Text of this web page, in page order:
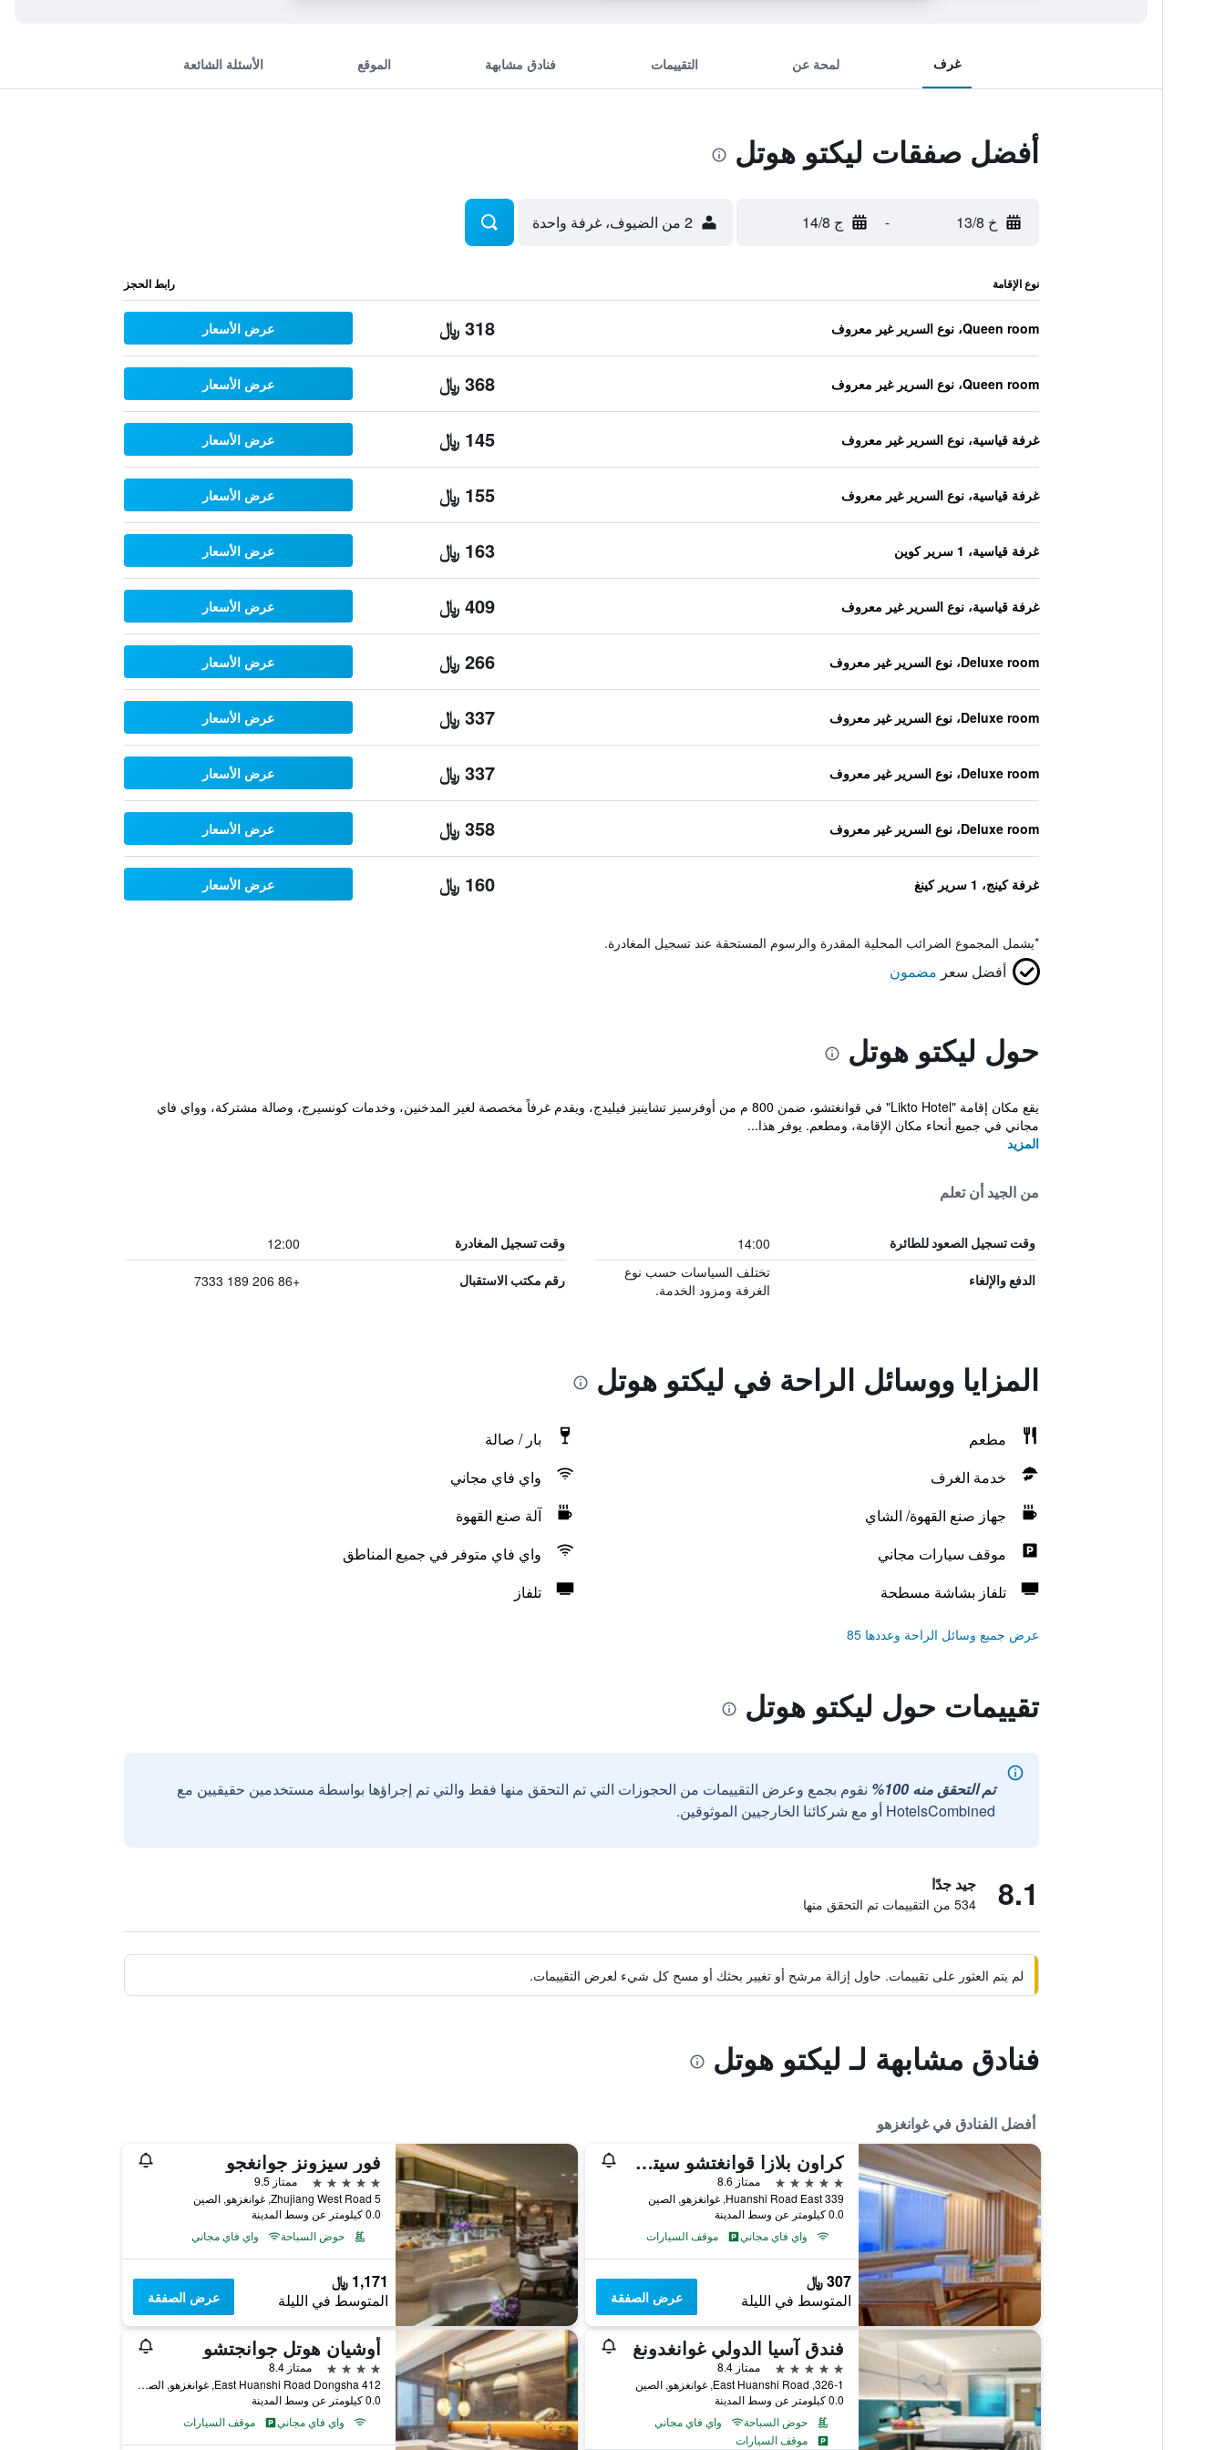
غرف لمحة عن التقييمات فنادق مشابهة الموقع الأسئلة الشائعة
أفضل صفقات ليكتو هوتل
خ 13/8 - ج 14/8 2 من الضيوف، غرفة واحدة
نوع الإقامة رابط الحجز
Queen room، نوع السرير غير معروف 318 ﷼ عرض الأسعار
Queen room، نوع السرير غير معروف 368 ﷼ عرض الأسعار
غرفة قياسية، نوع السرير غير معروف 145 ﷼ عرض الأسعار
غرفة قياسية، نوع السرير غير معروف 155 ﷼ عرض الأسعار
غرفة قياسية، 1 سرير كوين 163 ﷼ عرض الأسعار
غرفة قياسية، نوع السرير غير معروف 409 ﷼ عرض الأسعار
Deluxe room، نوع السرير غير معروف 266 ﷼ عرض الأسعار
Deluxe room، نوع السرير غير معروف 337 ﷼ عرض الأسعار
Deluxe room، نوع السرير غير معروف 337 ﷼ عرض الأسعار
Deluxe room، نوع السرير غير معروف 358 ﷼ عرض الأسعار
غرفة كينج، 1 سرير كينغ 160 ﷼ عرض الأسعار
*يشمل المجموع الضرائب المحلية المقدرة والرسوم المستحقة عند تسجيل المغادرة.
أفضل سعر مضمون
حول ليكتو هوتل
يقع مكان إقامة "Likto Hotel" في قوانغتشو، ضمن 800 م من أوفرسيز تشاينيز فيليدج، ويقدم غرفاً مخصصة لغير المدخنين، وخدمات كونسيرج، وصالة مشتركة، وواي فاي
مجاني في جميع أنحاء مكان الإقامة، ومطعم. يوفر هذا...
المزيد
من الجيد أن تعلم
وقت تسجيل الصعود للطائرة 14:00 وقت تسجيل المغادرة 12:00
الدفع والإلغاء
تختلف السياسات حسب نوع
الغرفة ومزود الخدمة.
رقم مكتب الاستقبال +86 206 189 7333
المزايا ووسائل الراحة في ليكتو هوتل
مطعم
بار / صالة
خدمة الغرف
واي فاي مجاني
جهاز صنع القهوة/ الشاي
آلة صنع القهوة
موقف سيارات مجاني
واي فاي متوفر في جميع المناطق
تلفاز بشاشة مسطحة
تلفاز
عرض جميع وسائل الراحة وعددها 85
تقييمات حول ليكتو هوتل
تم التحقق منه 100%
نقوم بجمع وعرض التقييمات من الحجوزات التي تم التحقق منها فقط والتي تم إجراؤها بواسطة مستخدمين حقيقيين مع
HotelsCombined أو مع شركائنا الخارجيين الموثوقين.
8.1 جيد جدًا
534 من التقييمات تم التحقق منها
لم يتم العثور على تقييمات. حاول إزالة مرشح أو تغيير بحثك أو مسح كل شيء لعرض التقييمات.
فنادق مشابهة لـ ليكتو هوتل
أفضل الفنادق في غوانغزهو
كراون بلازا قوانغتشو سيتي سنتر، أحد الفنادق من مجموعة فنادق إنتركونتيننتال - سكاي لاين 63 بار للاستمتاع بإطلالة على مدينة قوانغتشو
5 نجوم
ممتاز 8.6
339 Huanshi Road East, غوانغزهو, الصين
0.0 كيلومتر عن وسط المدينة
واي فاي مجاني
موقف السيارات
307 ﷼
المتوسط في الليلة عرض الصفقة
فور سيزونز جوانغجو
5 نجوم
ممتاز 9.5
5 Zhujiang West Road, غوانغزهو, الصين
0.0 كيلومتر عن وسط المدينة
حوض السباحة
واي فاي مجاني
1,171 ﷼
المتوسط في الليلة عرض الصفقة
فندق آسيا الدولي غوانغدونغ
5 نجوم
ممتاز 8.4
326-1, East Huanshi Road, غوانغزهو, الصين
0.0 كيلومتر عن وسط المدينة
حوض السباحة
واي فاي مجاني
موقف السيارات
أوشيان هوتل جوانجتشو
4 نجوم
ممتاز 8.4
412 East Huanshi Road Dongsha, غوانغزهو, الصين
0.0 كيلومتر عن وسط المدينة
واي فاي مجاني
موقف السيارات